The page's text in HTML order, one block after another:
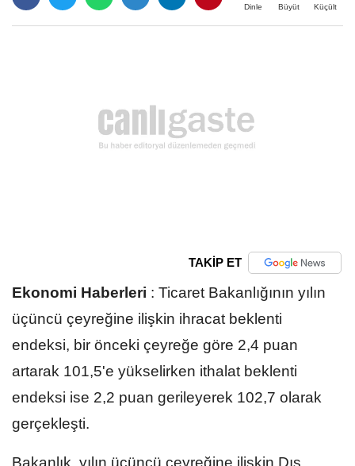
Dinle Büyüt Küçült
TAKİP ET
Ekonomi Haberleri : Ticaret Bakanlığının yılın
üçüncü çeyreğine ilişkin ihracat beklenti
endeksi, bir önceki çeyreğe göre 2,4 puan
artarak 101,5'e yükselirken ithalat beklenti
endeksi ise 2,2 puan gerileyerek 102,7 olarak
gerçekleşti.
Bakanlık, yılın üçüncü çeyreğine ilişkin Dış